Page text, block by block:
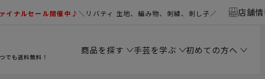
イナルセール開催中♪＼リバティ 生地、編み物、刺繍、刺し子／ 店舗
でも送料無料！
商品を探す 手芸を学ぶ 初めての方へ